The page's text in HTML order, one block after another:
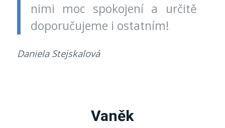
nimi moc spokojení a určitě
doporučujeme i ostatním!
Daniela Stejskalová
Vaněk